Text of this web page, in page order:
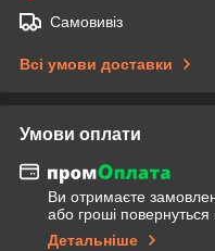
Самовивіз
Всі умови доставки
Умови оплати
Ви отримаєте
або гроші
Детальніше